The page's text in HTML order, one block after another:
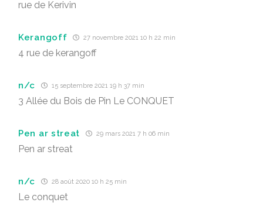
rue de Kerivin
Kerangoff 27 novembre 2021 10 h 22 min
4 rue de kerangoff
n/c 15 septembre 2021 19 h 37 min
3 Allée du Bois de Pin Le CONQUET
Pen ar streat 29 mars 2021 7 h 06 min
Pen ar streat
n/c 28 août 2020 10 h 25 min
Le conquet